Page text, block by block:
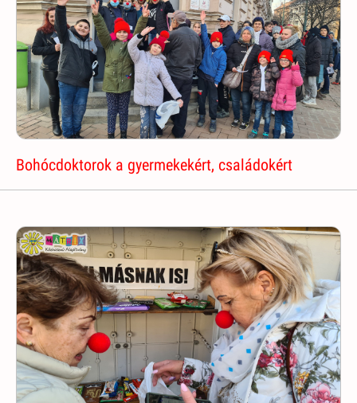
Bohócdoktorok a gyermekekért, családokért